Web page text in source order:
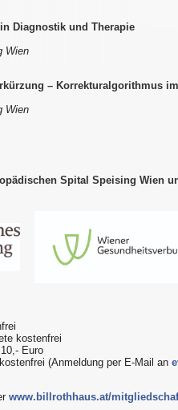
Diagnostik und Therapie
Wien
– Korrekturalgorithmus
Wien
Spital Speising Wien
kostenfrei
Euro
(Anmeldung per E-Mail an
www.billrothhaus.at/